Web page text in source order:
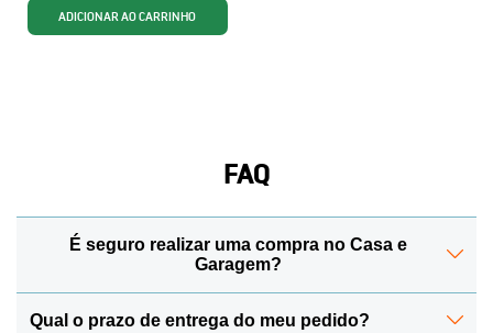
FAQ
É seguro realizar uma compra no Casa e
Garagem?
Sim! Para manter todos os seus dados protegidos, a
Qual o prazo de entrega do meu pedido?